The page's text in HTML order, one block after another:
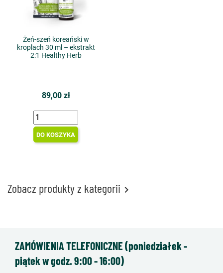
Żeń-szeń koreański w
kroplach 30 ml – ekstrakt
2:1 Healthy Herb
89,00 zł
DO KOSZYKA
Zobacz produkty z kategorii 
ZAMÓWIENIA TELEFONICZNE (poniedziałek -
piątek w godz. 9:00 - 16:00)